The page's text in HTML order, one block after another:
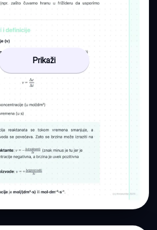
Prikaži